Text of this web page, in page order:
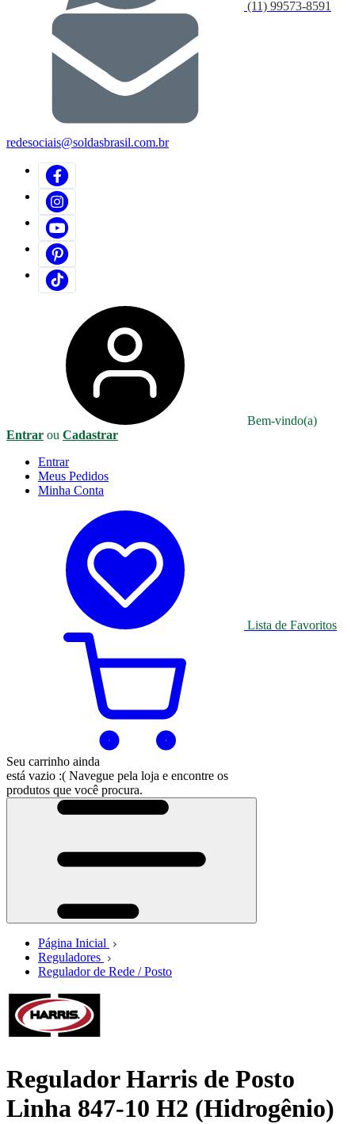
(11) 99573-8591
redesociais@soldasbrasil.com.br
Bem-vindo(a)
Entrar ou Cadastrar
Entrar
Meus Pedidos
Minha Conta
Lista de Favoritos
Seu carrinho ainda
está vazio :( Navegue pela loja e encontre os
produtos que você procura.
Página Inicial
Reguladores
Regulador de Rede / Posto
Regulador Harris de Posto
Linha 847-10 H2 (Hidrogênio)